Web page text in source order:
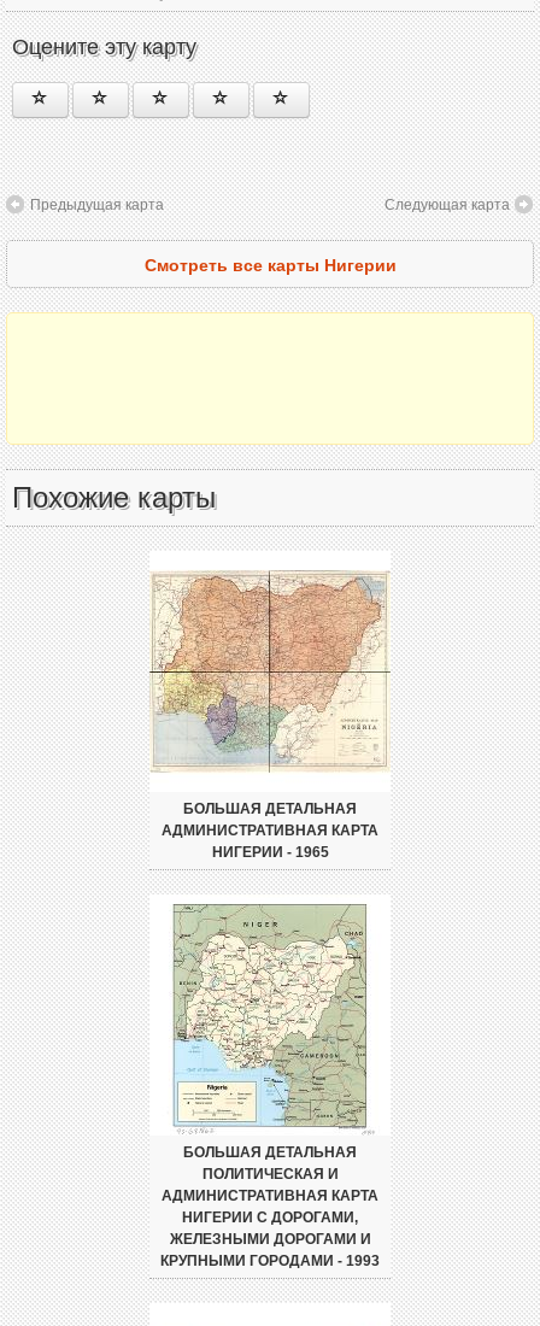
Оцените эту карту
Предыдущая карта Следующая карта
Смотреть все карты Нигерии
Похожие карты
БОЛЬШАЯ ДЕТАЛЬНАЯ
АДМИНИСТРАТИВНАЯ КАРТА
НИГЕРИИ - 1965
БОЛЬШАЯ ДЕТАЛЬНАЯ
ПОЛИТИЧЕСКАЯ И
АДМИНИСТРАТИВНАЯ КАРТА
НИГЕРИИ С ДОРОГАМИ,
ЖЕЛЕЗНЫМИ ДОРОГАМИ И
КРУПНЫМИ ГОРОДАМИ - 1993